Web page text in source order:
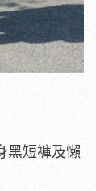
黑短褲及懶